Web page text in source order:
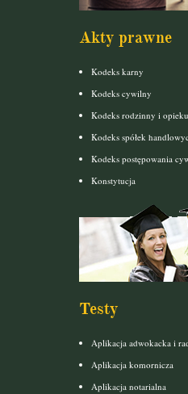
Akty prawne
Kodeks karny
Kodeks cywilny
Kodeks rodzinny i
Kodeks spółek
Kodeks postępowania
Konstytucja
Testy
Aplikacja adwokacka i
Aplikacja komornicza
Aplikacja notarialna